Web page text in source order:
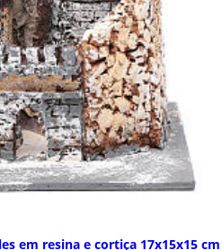
em resina e cortiça 17x15x15 cm